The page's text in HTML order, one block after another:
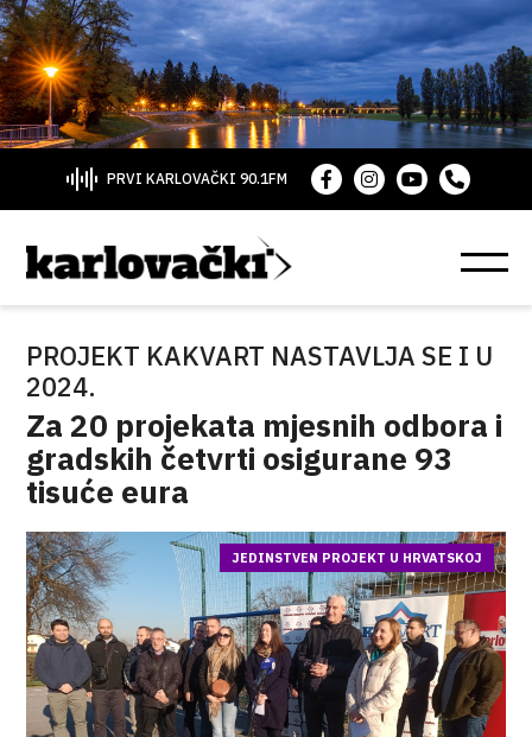
PRVI KARLOVAČKI 90.1FM
PROJEKT KAKVART NASTAVLJA SE I U
2024.
Za 20 projekata mjesnih odbora i
gradskih četvrti osigurane 93
tisuće eura
JEDINSTVEN PROJEKT U HRVATSKOJ